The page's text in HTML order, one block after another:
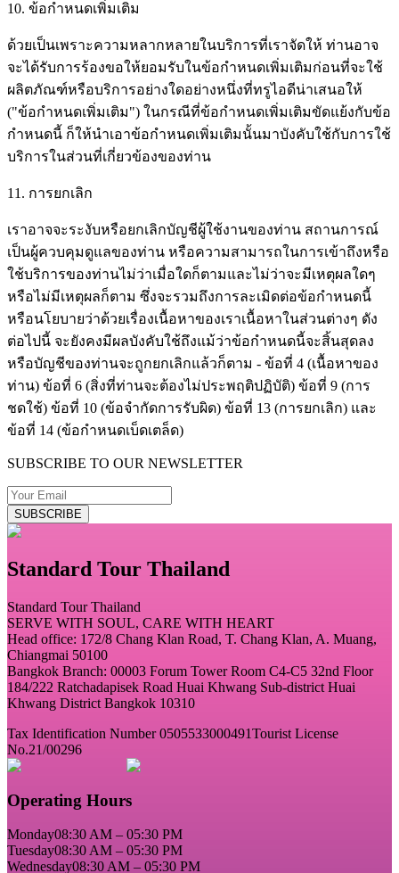
10. ข้อกำหนดเพิ่มเติม
ด้วยเป็นเพราะความหลากหลายในบริการที่เราจัดให้ ท่านอาจ
จะได้รับการร้องขอให้ยอมรับในข้อกำหนดเพิ่มเติมก่อนที่จะใช้
ผลิตภัณฑ์หรือบริการอย่างใดอย่างหนึ่งที่ทรูไอดีน่าเสนอให้
("ข้อกำหนดเพิ่มเติม") ในกรณีที่ข้อกำหนดเพิ่มเติมขัดแย้งกับข้อ
กำหนดนี้ ก็ให้นำเอาข้อกำหนดเพิ่มเติมนั้นมาบังคับใช้กับการใช้
บริการในส่วนที่เกี่ยวข้องของท่าน
11. การยกเลิก
เราอาจจะระงับหรือยกเลิกบัญชีผู้ใช้งานของท่าน สถานการณ์
เป็นผู้ควบคุมดูแลของท่าน หรือความสามารถในการเข้าถึงหรือ
ใช้บริการของท่านไม่ว่าเมื่อใดก็ตามและไม่ว่าจะมีเหตุผลใดๆ
หรือไม่มีเหตุผลก็ตาม ซึ่งจะรวมถึงการละเมิดต่อข้อกำหนดนี้
หรือนโยบายว่าด้วยเรื่องเนื้อหาของเราเนื้อหาในส่วนต่างๆ ดัง
ต่อไปนี้ จะยังคงมีผลบังคับใช้ถึงแม้ว่าข้อกำหนดนี้จะสิ้นสุดลง
หรือบัญชีของท่านจะถูกยกเลิกแล้วก็ตาม - ข้อที่ 4 (เนื้อหาของ
ท่าน) ข้อที่ 6 (สิ่งที่ท่านจะต้องไม่ประพฤติปฏิบัติ) ข้อที่ 9 (การ
ชดใช้) ข้อที่ 10 (ข้อจำกัดการรับผิด) ข้อที่ 13 (การยกเลิก) และ
ข้อที่ 14 (ข้อกำหนดเบ็ดเตล็ด)
SUBSCRIBE TO OUR NEWSLETTER
SUBSCRIBE
Standard Tour Thailand
Standard Tour Thailand
SERVE WITH SOUL, CARE WITH HEART
Head office: 172/8 Chang Klan Road, T. Chang Klan, A. Muang,
Chiangmai 50100
Bangkok Branch: 00003 Forum Tower Room C4-C5 32nd Floor
184/222 Ratchadapisek Road Huai Khwang Sub-district Huai
Khwang District Bangkok 10310
Tax Identification Number 0505533000491Tourist License
No.21/00296
Operating Hours
Monday08:30 AM – 05:30 PM
Tuesday08:30 AM – 05:30 PM
Wednesday08:30 AM – 05:30 PM